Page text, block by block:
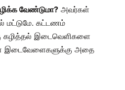
வேண்டுமா? அவர்கள்
மட்டுமே. கட்டணம்
கழித்தல் இடைவெளிகளை
இடைவேளைகளுக்கு அதை